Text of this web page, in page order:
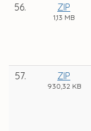
56. ZIP
1,13 MB
57. ZIP
930,32 KB